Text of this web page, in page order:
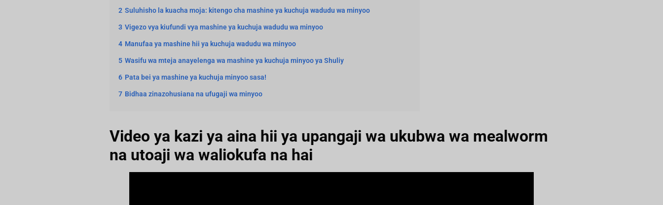
2 Suluhisho la kuacha moja: kitengo cha mashine ya kuchuja wadudu wa minyoo
3 Vigezo vya kiufundi vya mashine ya kuchuja wadudu wa minyoo
4 Manufaa ya mashine hii ya kuchuja wadudu wa minyoo
5 Wasifu wa mteja anayelenga wa mashine ya kuchuja minyoo ya Shuliy
6 Pata bei ya mashine ya kuchuja minyoo sasa!
7 Bidhaa zinazohusiana na ufugaji wa minyoo
Video ya kazi ya aina hii ya upangaji wa ukubwa wa mealworm
na utoaji wa waliokufa na hai